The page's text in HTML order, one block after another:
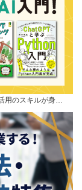
用のスキルが身…